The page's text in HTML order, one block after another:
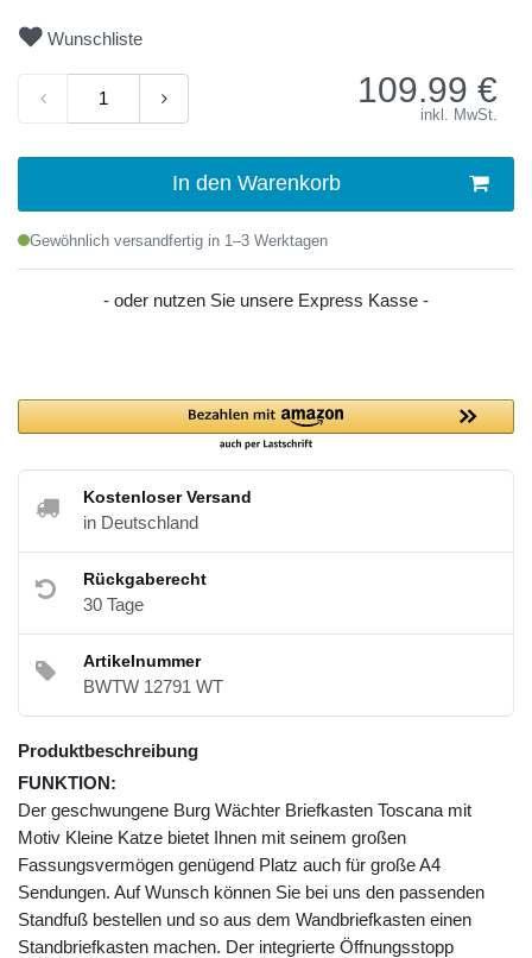
Wunschliste
109.99 €
inkl. MwSt.
In den Warenkorb
Gewöhnlich versandfertig in 1–3 Werktagen
- oder nutzen Sie unsere Express Kasse -
Kostenloser Versand
in Deutschland
Rückgaberecht
30 Tage
Artikelnummer
BWTW 12791 WT
Produktbeschreibung
FUNKTION:
Der geschwungene Burg Wächter Briefkasten Toscana mit
Motiv Kleine Katze bietet Ihnen mit seinem großen
Fassungsvermögen genügend Platz auch für große A4
Sendungen. Auf Wunsch können Sie bei uns den passenden
Standfuß bestellen und so aus dem Wandbriefkasten einen
Standbriefkasten machen. Der integrierte Öffnungsstopp